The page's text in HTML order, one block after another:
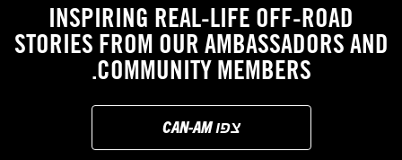
INSPIRING REAL-LIFE OFF-ROAD
STORIES FROM OUR AMBASSADORS AND
COMMUNITY MEMBERS.
צפו CAN-AM